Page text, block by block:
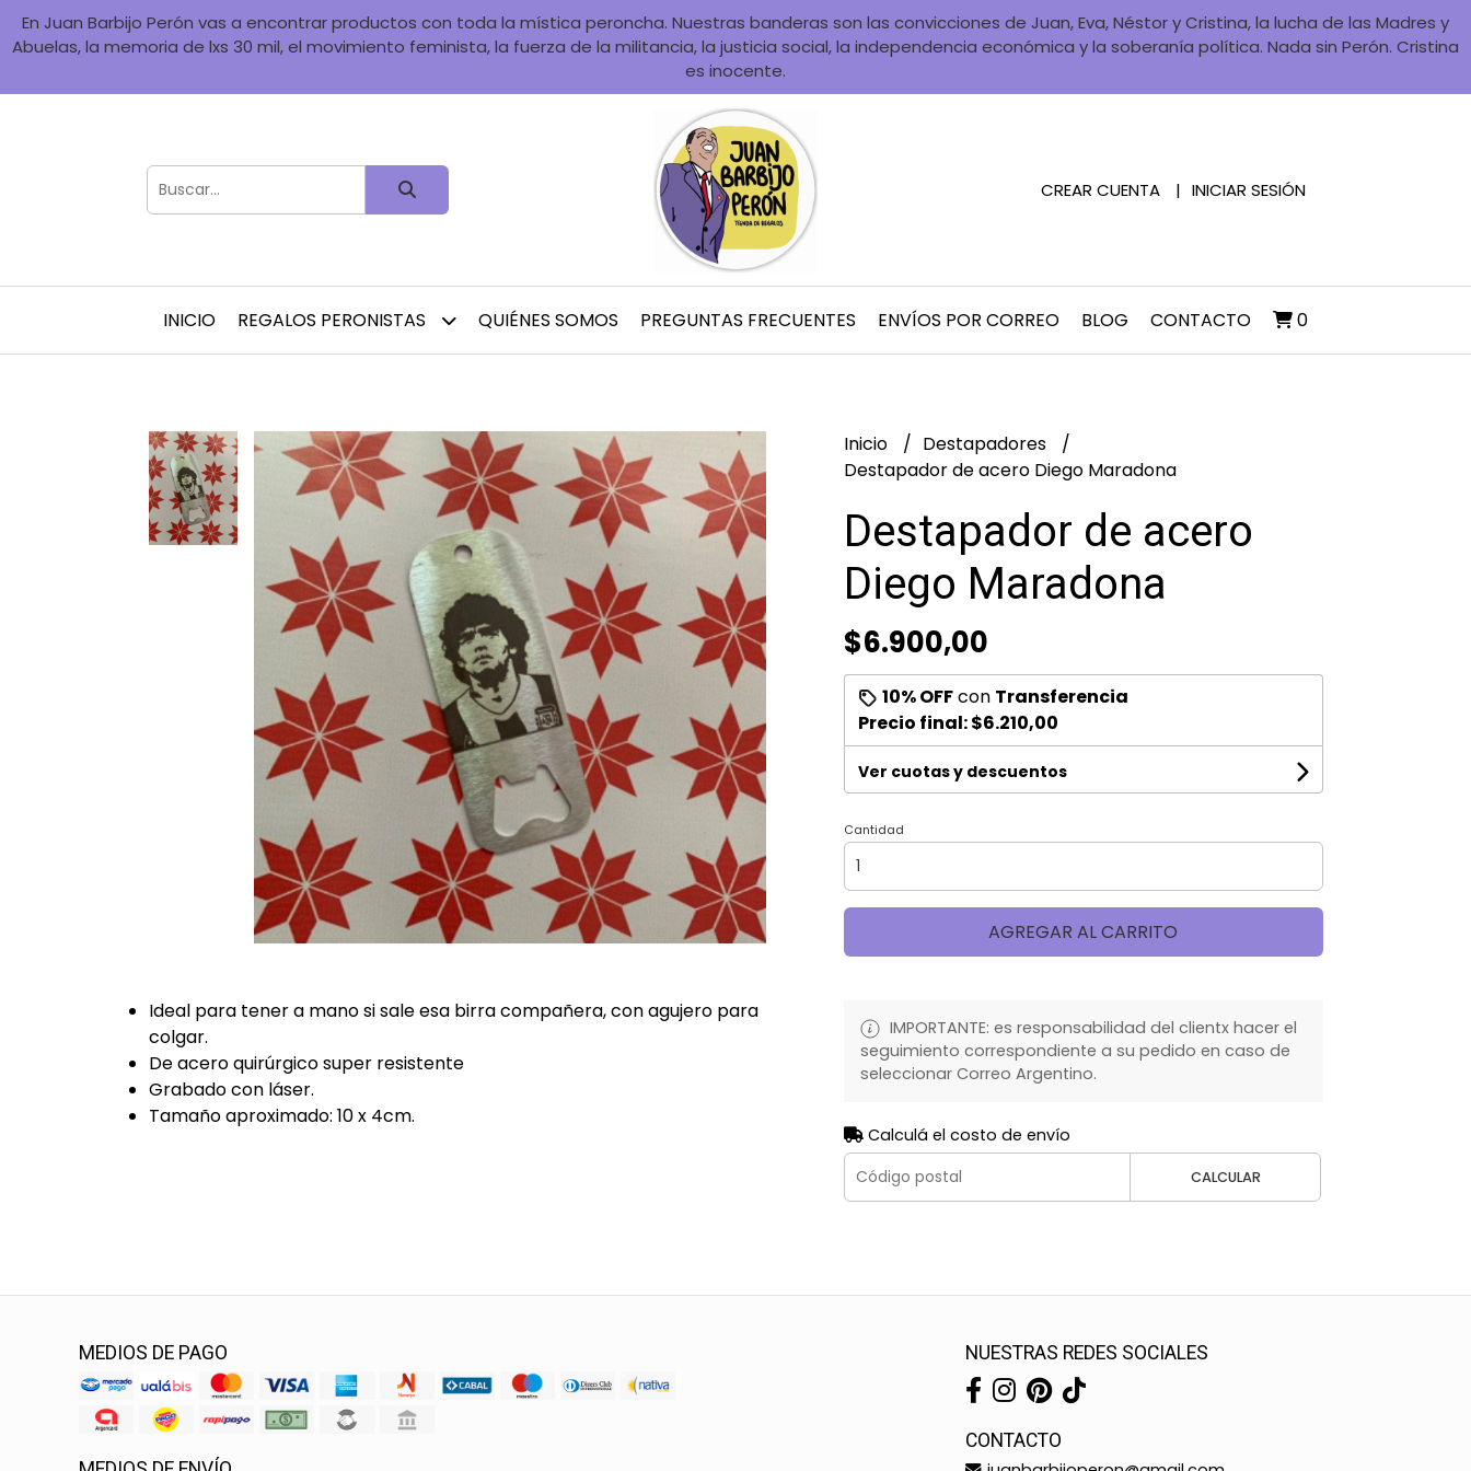
En Juan Barbijo Perón vas a encontrar productos con toda la mística peroncha. Nuestras banderas son las convicciones de Juan, Eva, Néstor y Cristina, la lucha de las Madres y
Abuelas, la memoria de lxs 30 mil, el movimiento feminista, la fuerza de la militancia, la justicia social, la independencia económica y la soberanía política. Nada sin Perón. Cristina
es inocente.
CREAR CUENTA INICIAR SESIÓN
INICIO REGALOS PERONISTAS QUIÉNES SOMOS PREGUNTAS FRECUENTES ENVÍOS POR CORREO BLOG CONTACTO 0
Ideal para tener a mano si sale esa birra compañera, con agujero para
colgar.
De acero quirúrgico super resistente
Grabado con láser.
Tamaño aproximado: 10 x 4cm.
Inicio
Destapadores
Destapador de acero Diego Maradona
Destapador de acero
Diego Maradona
$6.900,00
10% OFFcon Transferencia
Precio final:$6.210,00
Ver cuotas y descuentos
Cantidad
AGREGAR AL CARRITO
IMPORTANTE: es responsabilidad del clientx hacer el
seguimiento correspondiente a su pedido en caso de
seleccionar Correo Argentino.
Calculá el costo de envío
CALCULAR
MEDIOS DE PAGO NUESTRAS REDES SOCIALES
CONTACTO